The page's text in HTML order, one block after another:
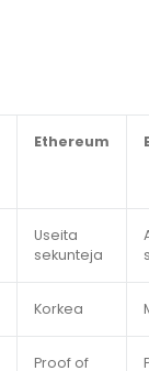
Ethereum
Useita
sekunteja
Korkea
Proof of